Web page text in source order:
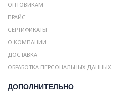
ОПТОВИКАМ
ПРАЙС
СЕРТИФИКАТЫ
О КОМПАНИИ
ДОСТАВКА
ОБРАБОТКА ПЕРСОНАЛЬНЫХ ДАННЫХ
ДОПОЛНИТЕЛЬНО